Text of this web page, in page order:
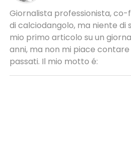
Giornalista professionista,
di calciodangolo, ma niente di
mio primo articolo su un
anni, ma non mi piace
passati. Il mio motto é: